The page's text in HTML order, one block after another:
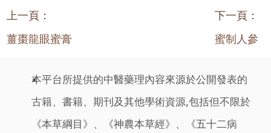
上一頁：
薑棗龍眼蜜膏
下一頁：
蜜制人參
本平台所提供的中醫藥理內容來源於公開發表的
古籍、書籍、期刊及其他學術資源,包括但不限於
《本草綱目》、《神農本草經》、《五十二病